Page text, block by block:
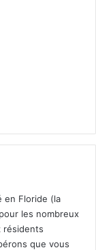
en Floride (la
les nombreux
résidents
que vous